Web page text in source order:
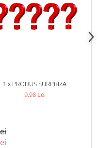
1 x PRODUS SURPRIZA
9,98 Lei